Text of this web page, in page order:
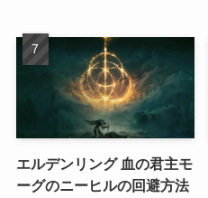
エルデンリング 血の君主モ
ーグのニーヒルの回避方法